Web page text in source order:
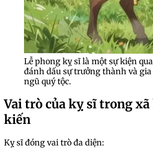
Lễ phong kỵ sĩ là một sự kiện
đánh dấu sự trưởng thành và
ngũ quý tộc.
Vai trò của kỵ sĩ trong
kiến
Kỵ sĩ đóng vai trò đa diện: